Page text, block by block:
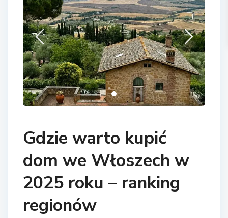
Gdzie warto kupić
dom we Włoszech w
2025 roku – ranking
regionów